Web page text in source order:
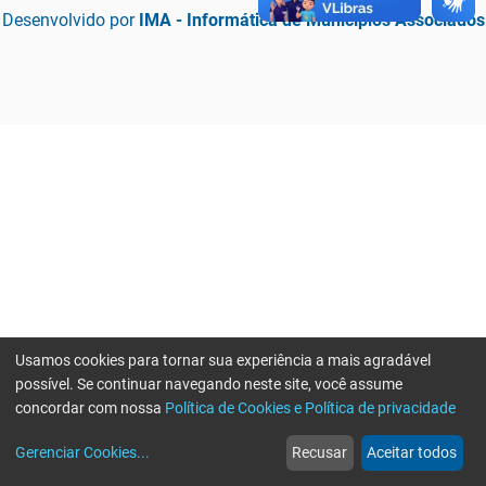
Desenvolvido por IMA - Informática de Municípios Associados
web
Notícias
more_horiz
Mais
Usamos cookies para tornar sua experiência a mais agradável
possível. Se continuar navegando neste site, você assume
concordar com nossa Política de Cookies e Política de privacidade
Gerenciar Cookies... Recusar Aceitar todos
Erro ao enviar informações, por favor tente novamente